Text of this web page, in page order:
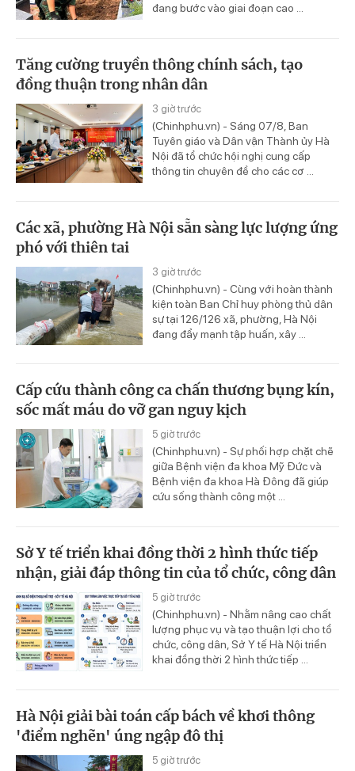
đang bước vào giai đoạn cao ...
Tăng cường truyền thông chính sách, tạo
đồng thuận trong nhân dân
3 giờ trước
(Chinhphu.vn) - Sáng 07/8, Ban
Tuyên giáo và Dân vận Thành ủy Hà
Nội đã tổ chức hội nghị cung cấp
thông tin chuyên đề cho các cơ ...
Các xã, phường Hà Nội sẵn sàng lực lượng ứng
phó với thiên tai
3 giờ trước
(Chinhphu.vn) - Cùng với hoàn thành
kiện toàn Ban Chỉ huy phòng thủ dân
sự tại 126/126 xã, phường, Hà Nội
đang đẩy mạnh tập huấn, xây ...
Cấp cứu thành công ca chấn thương bụng kín,
sốc mất máu do vỡ gan nguy kịch
5 giờ trước
(Chinhphu.vn) - Sự phối hợp chặt chẽ
giữa Bệnh viện đa khoa Mỹ Đức và
Bệnh viện đa khoa Hà Đông đã giúp
cứu sống thành công một ...
Sở Y tế triển khai đồng thời 2 hình thức tiếp
nhận, giải đáp thông tin của tổ chức, công dân
5 giờ trước
(Chinhphu.vn) - Nhằm nâng cao chất
lượng phục vụ và tạo thuận lợi cho tổ
chức, công dân, Sở Y tế Hà Nội triển
khai đồng thời 2 hình thức tiếp ...
Hà Nội giải bài toán cấp bách về khơi thông
'điểm nghẽn' úng ngập đô thị
5 giờ trước